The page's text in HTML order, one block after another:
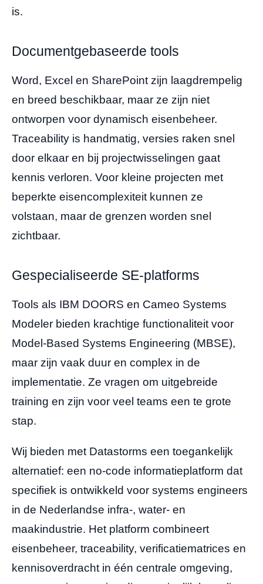
is.
Documentgebaseerde tools
Word, Excel en SharePoint zijn laagdrempelig
en breed beschikbaar, maar ze zijn niet
ontworpen voor dynamisch eisenbeheer.
Traceability is handmatig, versies raken snel
door elkaar en bij projectwisselingen gaat
kennis verloren. Voor kleine projecten met
beperkte eisencomplexiteit kunnen ze
volstaan, maar de grenzen worden snel
zichtbaar.
Gespecialiseerde SE-platforms
Tools als IBM DOORS en Cameo Systems
Modeler bieden krachtige functionaliteit voor
Model-Based Systems Engineering (MBSE),
maar zijn vaak duur en complex in de
implementatie. Ze vragen om uitgebreide
training en zijn voor veel teams een te grote
stap.
Wij bieden met Datastorms een toegankelijk
alternatief: een no-code informatieplatform dat
specifiek is ontwikkeld voor systems engineers
in de Nederlandse infra-, water- en
maakindustrie. Het platform combineert
eisenbeheer, traceability, verificatiematrices en
kennisoverdracht in één centrale omgeving,